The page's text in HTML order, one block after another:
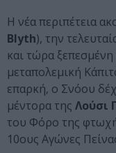
Η νέα περιπέτεια
Blyth), την
και τώρα
μεταπολεμική
επαρκή, ο Σνόου
μέντορα της Λούσι
του Φόρο της
10ους Αγώνες